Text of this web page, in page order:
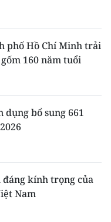
phố Hồ Chí Minh trải
160 năm tuổi
dụng bổ sung 661
đáng kính trọng của
Nam